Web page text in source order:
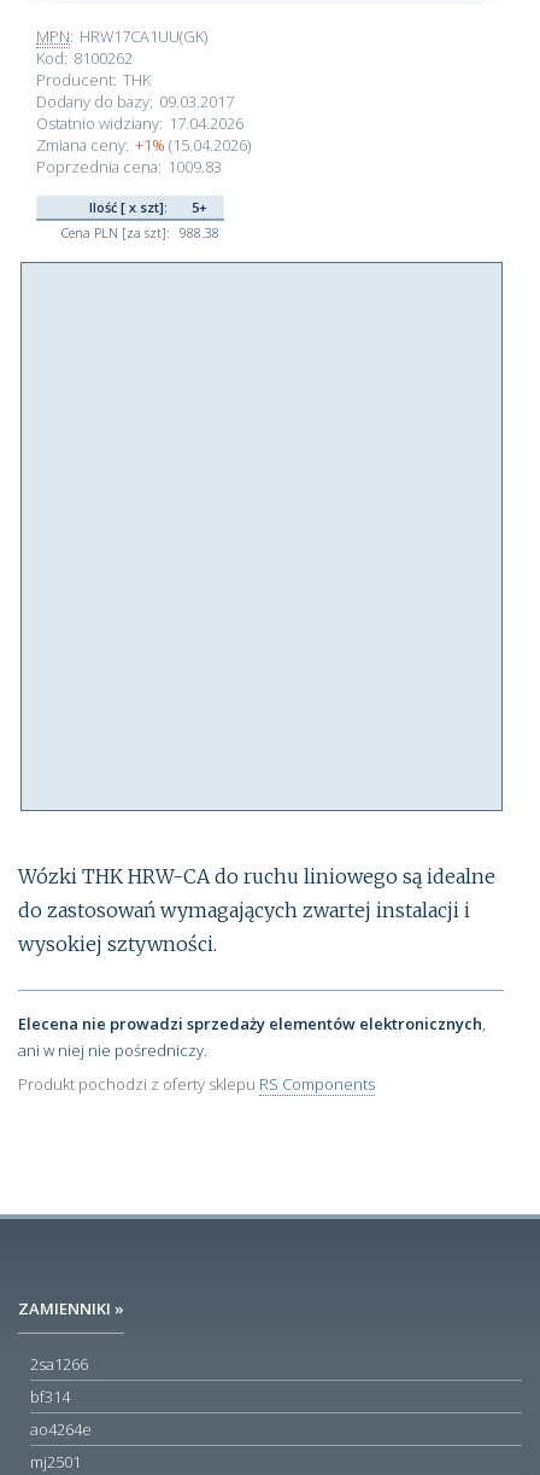
MPN: HRW17CA1UU(GK)
Kod: 8100262
Producent: THK
Dodany do bazy: 09.03.2017
Ostatnio widziany: 17.04.2026
Zmiana ceny: +1% (15.04.2026)
Poprzednia cena: 1009.83
Ilość [ x szt]:
5+
Cena PLN [za szt]: 988.38
Wózki THK HRW-CA do ruchu liniowego są idealne
do zastosowań wymagających zwartej instalacji i
wysokiej sztywności.
Elecena nie prowadzi sprzedaży elementów elektronicznych,
ani w niej nie pośredniczy.
Produkt pochodzi z oferty sklepu RS Components
ZAMIENNIKI »
2sa1266
bf314
ao4264e
mj2501